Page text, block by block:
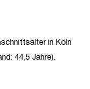
in Köln
44,5 Jahre).